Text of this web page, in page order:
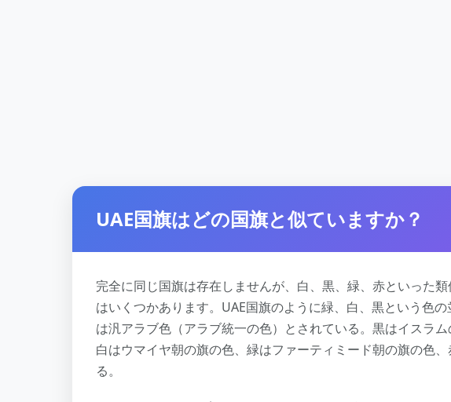
UAE国旗はどの国旗と似ていますか？
完全に同じ国旗は存在しませんが、白、黒、緑、赤といった
はいくつかあります。UAE国旗のように緑、白、黒という色
は汎アラブ色（アラブ統一の色）とされている。黒はイスラム
白はウマイヤ朝の旗の色、緑はファーティミード朝の旗の色
る。